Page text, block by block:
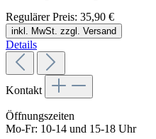
Regulärer Preis: 35,90 €
inkl. MwSt. zzgl. Versand
Details
Kontakt
Öffnungszeiten
Mo-Fr: 10-14 und 15-18 Uhr